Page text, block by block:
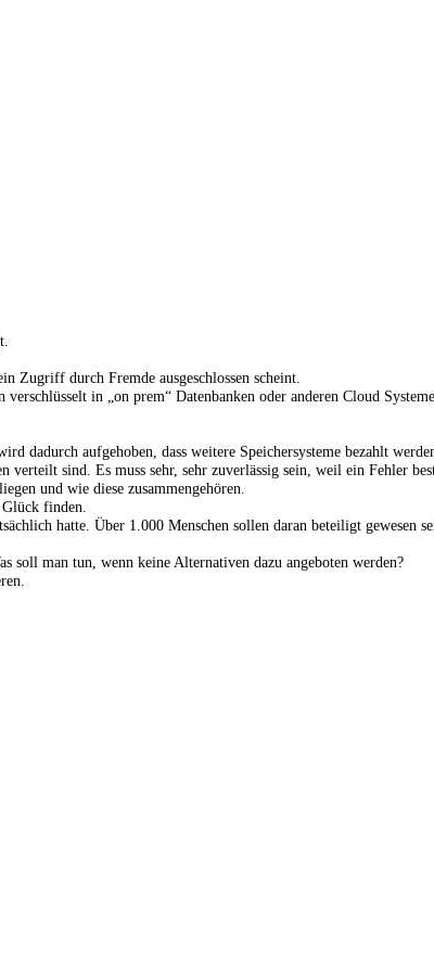
Zugriff durch Fremde ausgeschlossen scheint.
in „on prem“ Datenbanken oder anderen Cloud
aufgehoben, dass weitere Speichersysteme bezahlt werden
sind. Es muss sehr, sehr zuverlässig sein, weil ein Fehler
und wie diese zusammengehören.
finden.
hatte. Über 1.000 Menschen sollen daran beteiligt gewesen
soll man tun, wenn keine Alternativen dazu angeboten werden?